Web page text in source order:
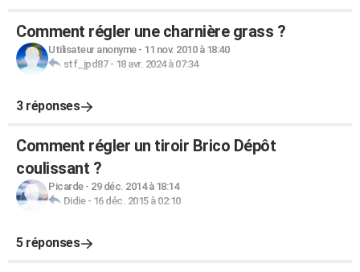
Comment régler une charnière grass ?
Utilisateur anonyme- 11 nov. 2010 à 18:40
stf_jpd87- 18 avr. 2024 à 07:34
3 réponses
Comment régler un tiroir Brico Dépôt
coulissant ?
Picarde- 29 déc. 2014 à 18:14
Didie- 16 déc. 2015 à 02:10
5 réponses